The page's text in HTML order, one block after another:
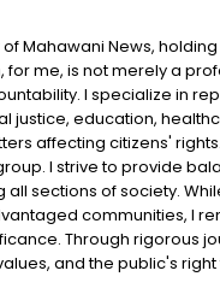
Mahawani News,
me, is not merely a
I specialize in
justice, education,
affecting citizens'
I strive to provide
sections of society.
communities, I
Through rigorous
and the public's